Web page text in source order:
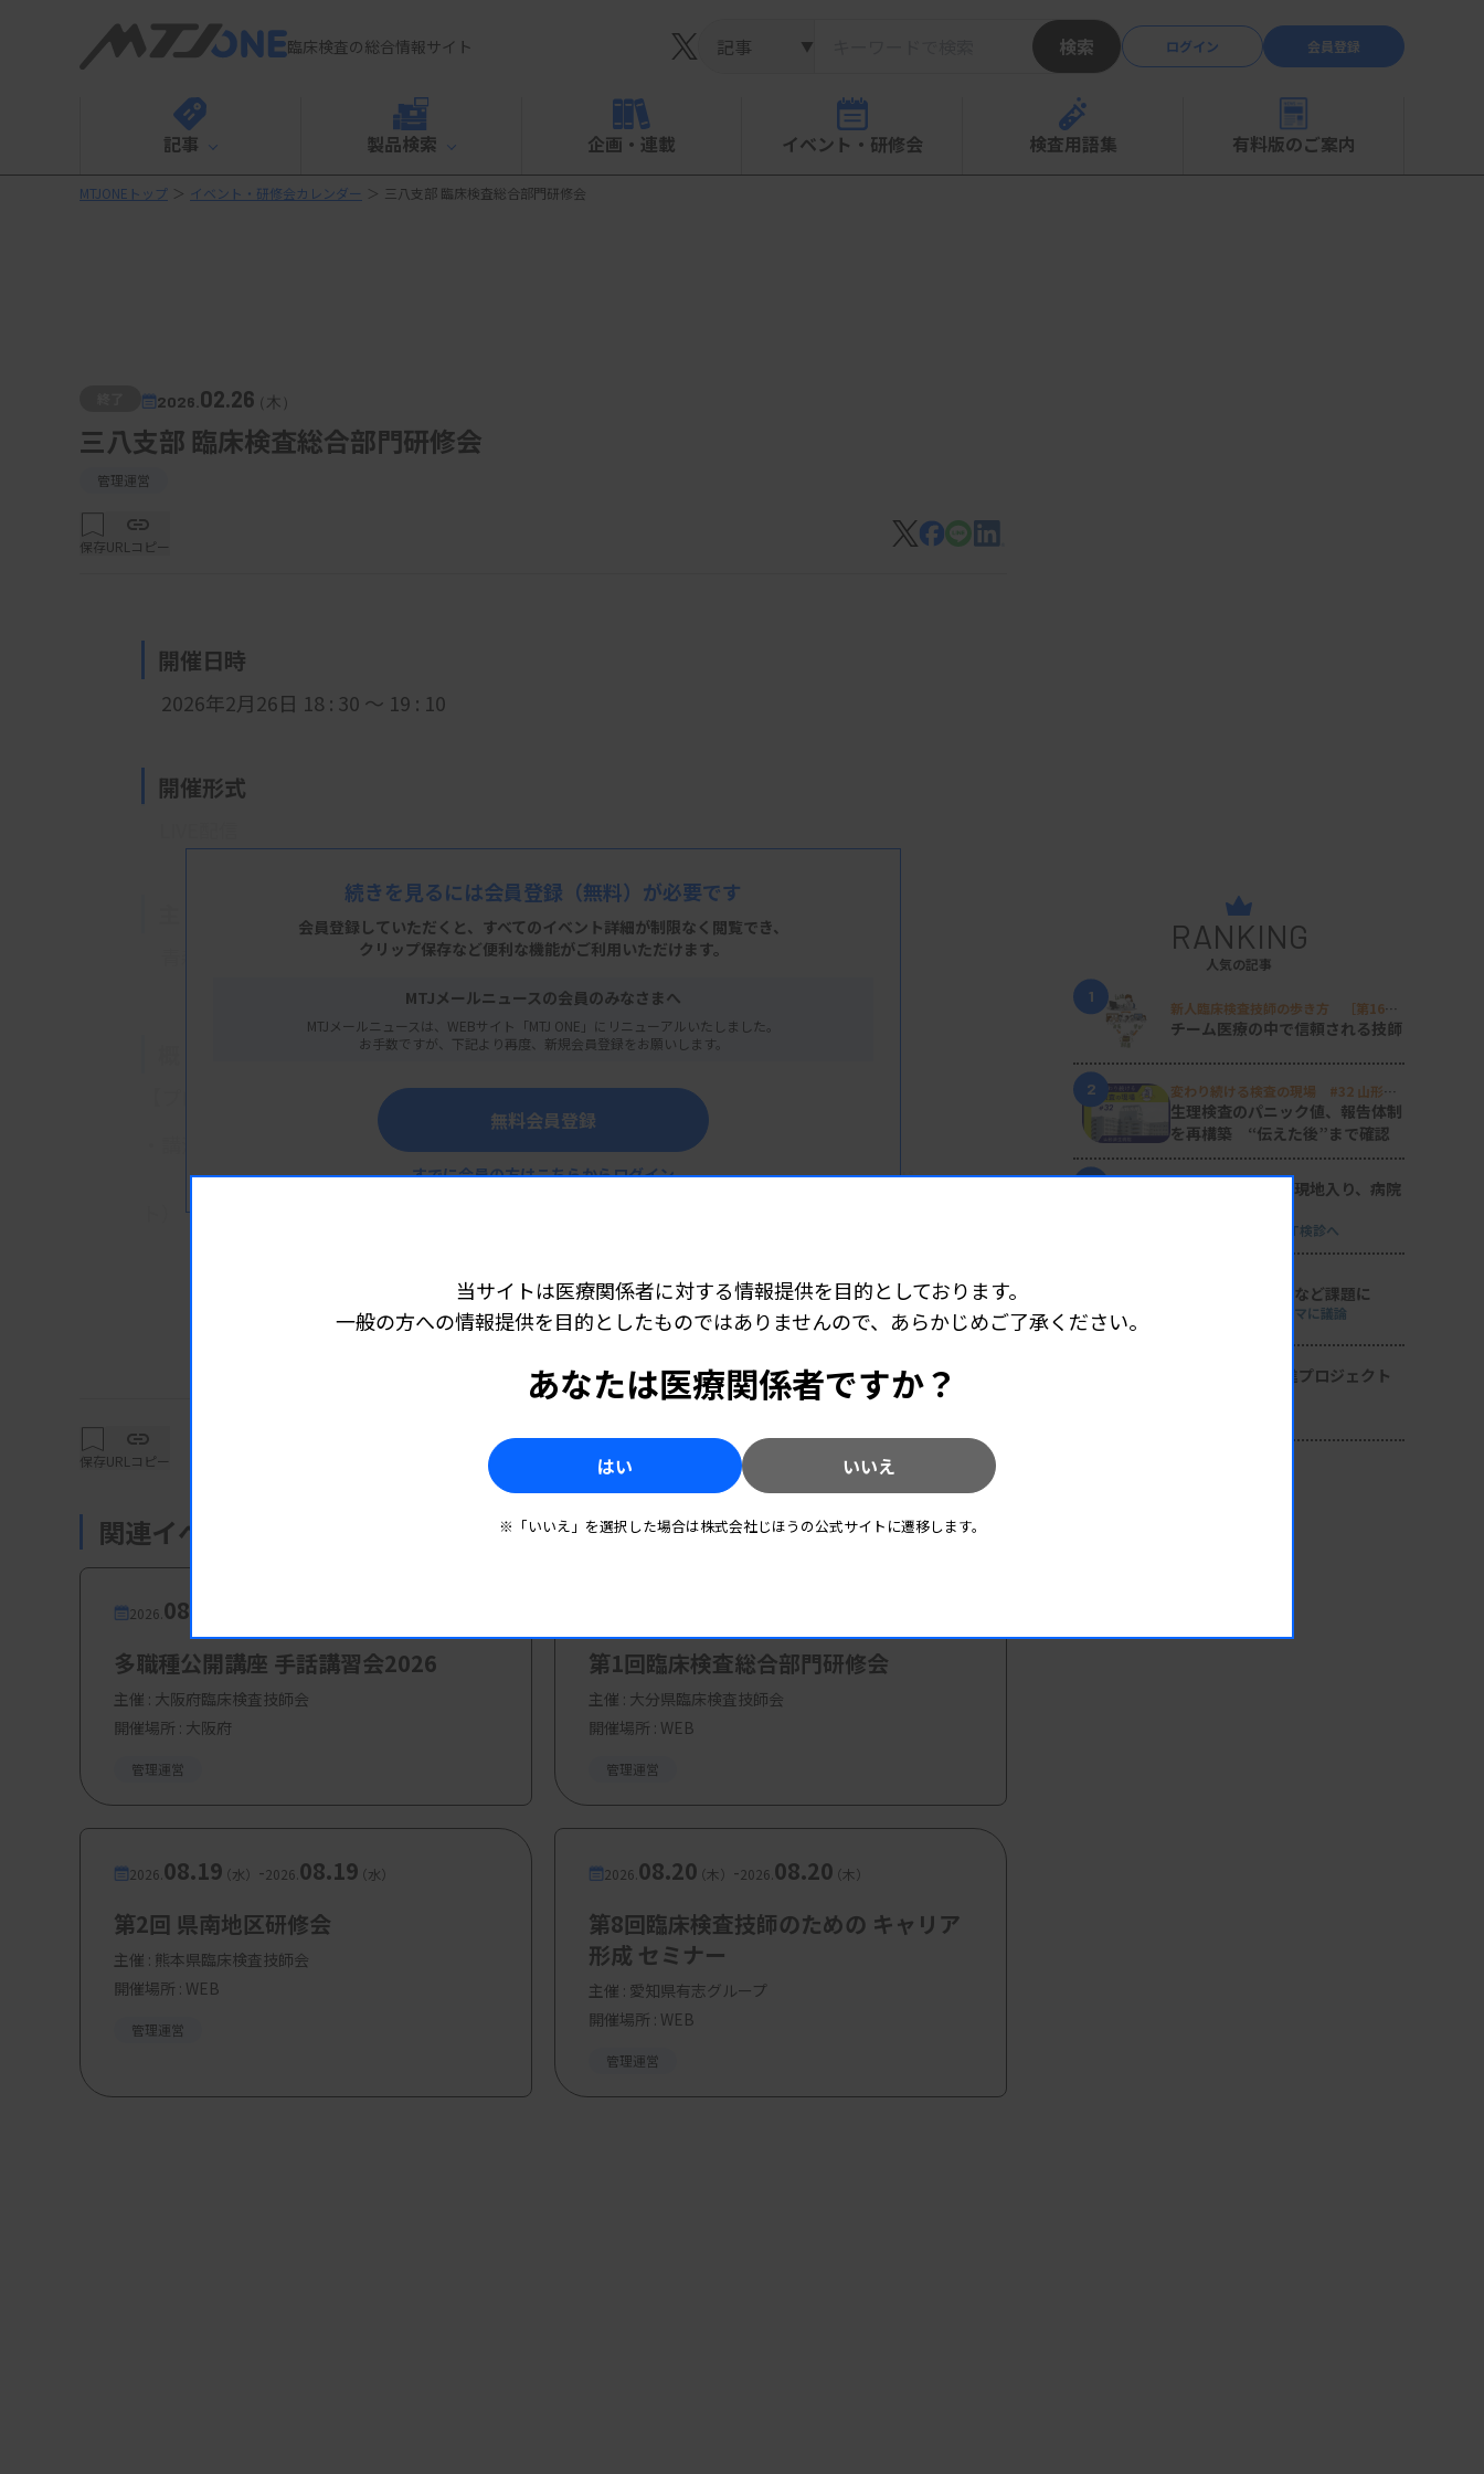
臨床検査の総合情報サイト ▼ 検索 ログイン 会員登録
記事 製品検索 企画・連載 イベント・研修会 検査用語集 有料版のご案内
MTJONEトップ ＞ イベント・研修会カレンダー ＞ 三八支部 臨床検査総合部門研修会
2026. 02.26（木）
三八支部 臨床検査総合部門研修会
管理運営
保存URLコピー
開催日時
2026年2月26日 18 : 30 ～ 19 : 10
開催形式
・講演：臨床検査における検査室の医療安全対策
池宮健文先生（アボットジャパン合同会社 診断薬・機器事業部 テクニカルサポー
詳細はこちら（外部リンク）
続きを見るには会員登録 （無料）が必要です
会員登録していただくと、すべてのイベント詳細が制限なく閲覧でき、
クリップ保存など便利な機能がご利用いただけます。
MTJメールニュースの会員のみなさまへ
MTJメールニュースは、WEBサイト「MTJ ONE」にリニューアルいたしました。
お手数ですが、下記より再度、新規会員登録をお願いします。
無料会員登録
すでに会員の方はこちらからログイン
保存URLコピー
関連イベント・研修会
2026. 08.17
多職種公開講座 手話講習会2026
主催 : 大阪府臨床検査技師会
開催場所 : 大阪府
管理運営
第1回臨床検査総合部門研修会
主催 : 大分県臨床検査技師会
開催場所 : WEB
管理運営
2026. 08.19（水） -2026. 08.19（水）
第2回 県南地区研修会
主催 : 熊本県臨床検査技師会
開催場所 : WEB
管理運営
2026. 08.20（木） -2026. 08.20（木）
第8回臨床検査技師のための キャリア
形成 セミナー
主催 : 愛知県有志グループ
開催場所 : WEB
管理運営
RANKING
人気の記事
1
新人臨床検査技師の歩き方 ［第16
回］
チーム医療の中で信頼される技師
2
変わり続ける検査の現場 #32 山形済
生病院
生理検査のパニック値、報告体制
を再構築 “伝えた後”まで確認
日臨技リエゾンが現地入り、病院
8月8・9両日にはDVT検診へ
導入経費や高齢化など課題に
全医共、検査DXテーマに議論
2026年度学術推進プロジェクト
当サイトは医療関係者に対する情報提供を目的としております。
一般の方への情報提供を目的としたものではありませんので、あらかじめご了承ください。
あなたは医療関係者ですか？
はい いいえ
※「いいえ」を選択した場合は株式会社じほうの公式サイトに遷移します。